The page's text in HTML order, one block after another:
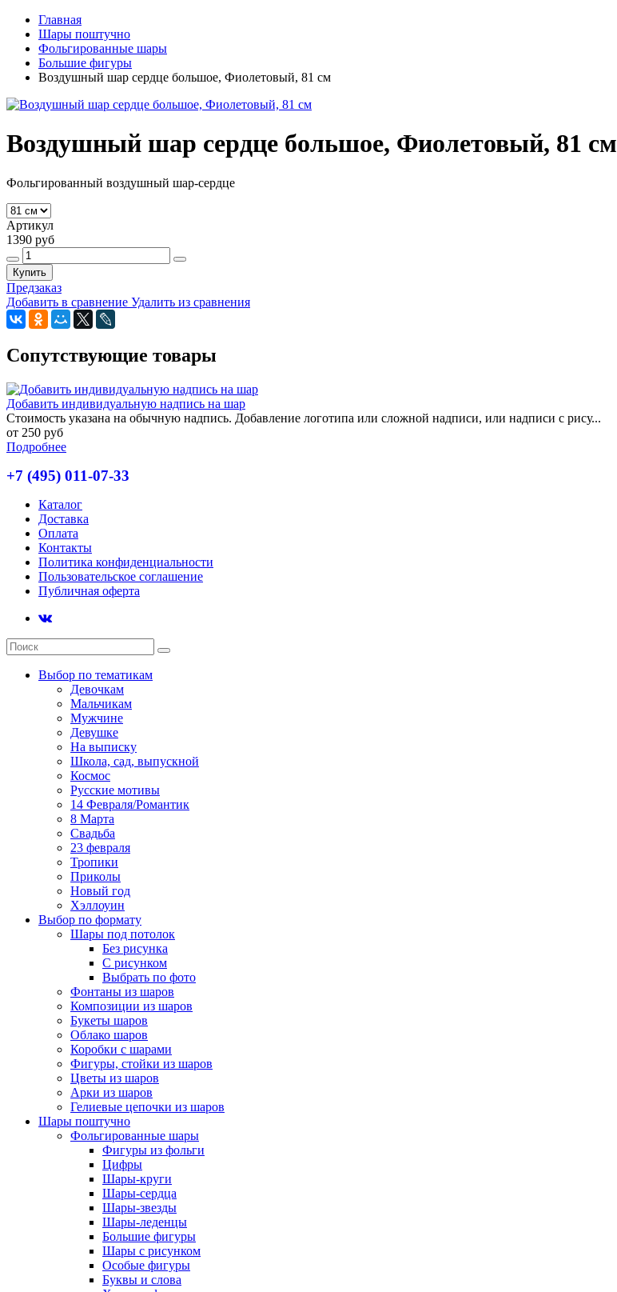
Главная
Шары поштучно
Фольгированные шары
Большие фигуры
Воздушный шар сердце большое, Фиолетовый, 81 см
Воздушный шар сердце большое, Фиолетовый, 81 см
Фольгированный воздушный шар-сердце
Артикул
1390 руб
Купить
Предзаказ
Добавить в сравнение Удалить из сравнения
Сопутствующие товары
Добавить индивидуальную надпись на шар
Стоимость указана на обычную надпись. Добавление логотипа или сложной надписи, или надписи с рису...
от 250 руб
Подробнее
+7 (495) 011-07-33
Каталог
Доставка
Оплата
Контакты
Политика конфиденциальности
Пользовательское соглашение
Публичная оферта
Выбор по тематикам
Девочкам
Мальчикам
Мужчине
Девушке
На выписку
Школа, сад, выпускной
Космос
Русские мотивы
14 Февраля/Романтик
8 Марта
Свадьба
23 февраля
Тропики
Приколы
Новый год
Хэллоуин
Выбор по формату
Шары под потолок
Без рисунка
С рисунком
Выбрать по фото
Фонтаны из шаров
Композиции из шаров
Букеты шаров
Облако шаров
Коробки с шарами
Фигуры, стойки из шаров
Цветы из шаров
Арки из шаров
Гелиевые цепочки из шаров
Шары поштучно
Фольгированные шары
Фигуры из фольги
Цифры
Шары-круги
Шары-сердца
Шары-звезды
Шары-леденцы
Большие фигуры
Шары с рисунком
Особые фигуры
Буквы и слова